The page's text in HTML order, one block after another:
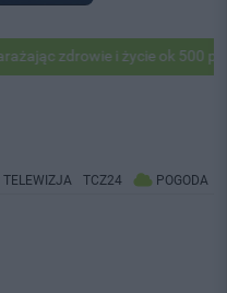
i życie ok 500 pasażerów!
TELEWIZJA TCZ24 POGODA